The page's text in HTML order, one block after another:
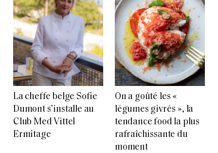
La cheffe belge Sofie
Dumont s’installe au
Club Med Vittel
Ermitage
On a goûté les «
légumes givrés », la
tendance food la plus
rafraîchissante du
moment